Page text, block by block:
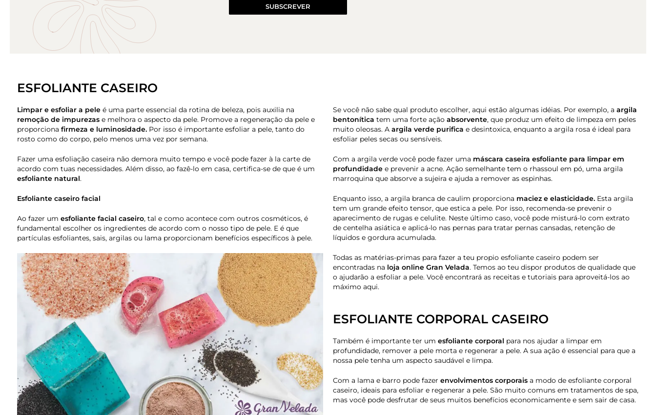
SUBSCREVER
ESFOLIANTE CASEIRO
Limpar e esfoliar a pele é uma parte essencial da rotina de beleza, pois auxilia na
remoção de impurezas e melhora o aspecto da pele. Promove a regeneração da pele e
proporciona firmeza e luminosidade. Por isso é importante esfoliar a pele, tanto do
rosto como do corpo, pelo menos uma vez por semana.
Fazer uma esfoliação caseira não demora muito tempo e você pode fazer à la carte de
acordo com tuas necessidades. Além disso, ao fazê-lo em casa, certifica-se de que é um
esfoliante natural.
Esfoliante caseiro facial
Ao fazer um esfoliante facial caseiro, tal e como acontece com outros cosméticos, é
fundamental escolher os ingredientes de acordo com o nosso tipo de pele. E é que
partículas esfoliantes, sais, argilas ou lama proporcionam benefícios específicos à pele.
Se você não sabe qual produto escolher, aqui estão algumas idéias. Por exemplo, a argila
bentonítica tem uma forte ação absorvente, que produz um efeito de limpeza em peles
muito oleosas. A argila verde purifica e desintoxica, enquanto a argila rosa é ideal para
esfoliar peles secas ou sensíveis.
Com a argila verde você pode fazer uma máscara caseira esfoliante para limpar em
profundidade e prevenir a acne. Ação semelhante tem o rhassoul em pó, uma argila
marroquina que absorve a sujeira e ajuda a remover as espinhas.
Enquanto isso, a argila branca de caulim proporciona maciez e elasticidade. Esta argila
tem um grande efeito tensor, que estica a pele. Por isso, recomenda-se prevenir o
aparecimento de rugas e celulite. Neste último caso, você pode misturá-lo com extrato
de centelha asiática e aplicá-lo nas pernas para tratar pernas cansadas, retenção de
líquidos e gordura acumulada.
Todas as matérias-primas para fazer a teu propio esfoliante caseiro podem ser
encontradas na loja online Gran Velada. Temos ao teu dispor produtos de qualidade que
o ajudarão a esfoliar a pele. Você encontrará as receitas e tutoriais para aproveitá-los ao
máximo aqui.
ESFOLIANTE CORPORAL CASEIRO
Também é importante ter um esfoliante corporal para nos ajudar a limpar em
profundidade, remover a pele morta e regenerar a pele. A sua ação é essencial para que a
nossa pele tenha um aspecto saudável e limpa.
Com a lama e barro pode fazer envolvimentos corporais a modo de esfoliante corporal
caseiro, ideais para esfoliar e regenerar a pele. São muito comuns em tratamentos de spa,
mas você pode desfrutar de seus muitos benefícios economicamente e sem sair de casa.